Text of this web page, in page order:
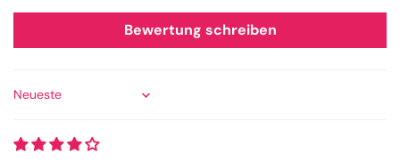
Bewertung schreiben
Sort by